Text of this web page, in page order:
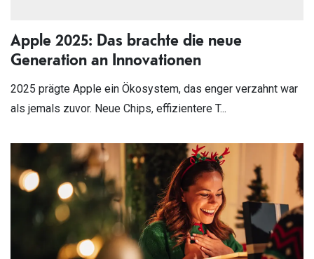
Apple 2025: Das brachte die neue
Generation an Innovationen
2025 prägte Apple ein Ökosystem, das enger verzahnt war
als jemals zuvor. Neue Chips, effizientere T...